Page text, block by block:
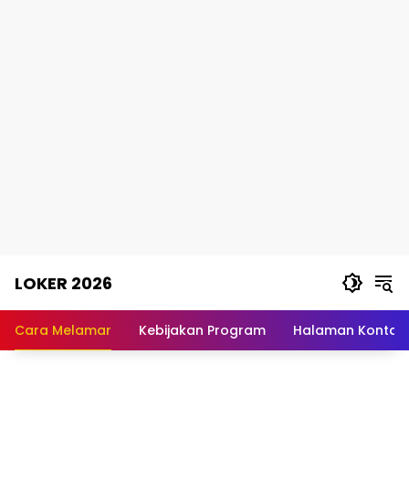
LOKER 2026
Lowongan
Cara Melamar Kebijakan Program Halaman Kontak